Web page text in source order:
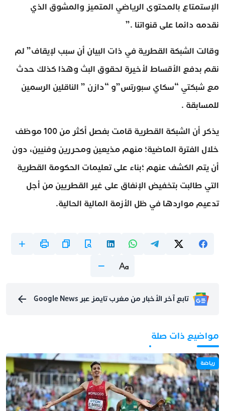
الإستمتاع بالمحتوى الرياضي المتميز والمشوق الذي
نقدمه دائما على قنواتنا .”
وقالت الشبكة القطرية في ذات البيان أن سبب لإيقاف” لم
نقم بدفع الأقساط لأخيرة لحقوق البث وهذا كذلك حدث
مع شبكتي “سكاي سبورتس”و “دازن ” الناقلين الرسمين
للمسابقة .
يذكر أن الشبكة القطرية قامت بفصل أكثر من 100 موظف
خلال الفترة الماضية؛ منهم مذيعين ومحررين وفنيين، دون
أن يتم الكشف عنهم ؛بناء على تعليمات الحكومة القطرية
التي طالبت بتخفيض الإنفاق على غير القطريين من أجل
تدعيم مواردها في ظل الأزمة المالية الحالية.
تابع آخر الأخبار من مغرب تايمز عبر Google News
مواضيع ذات صلة
رياضة